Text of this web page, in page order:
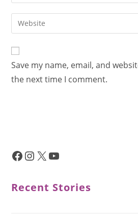
Save my name, email, and
the next time I comment.
Recent Stories